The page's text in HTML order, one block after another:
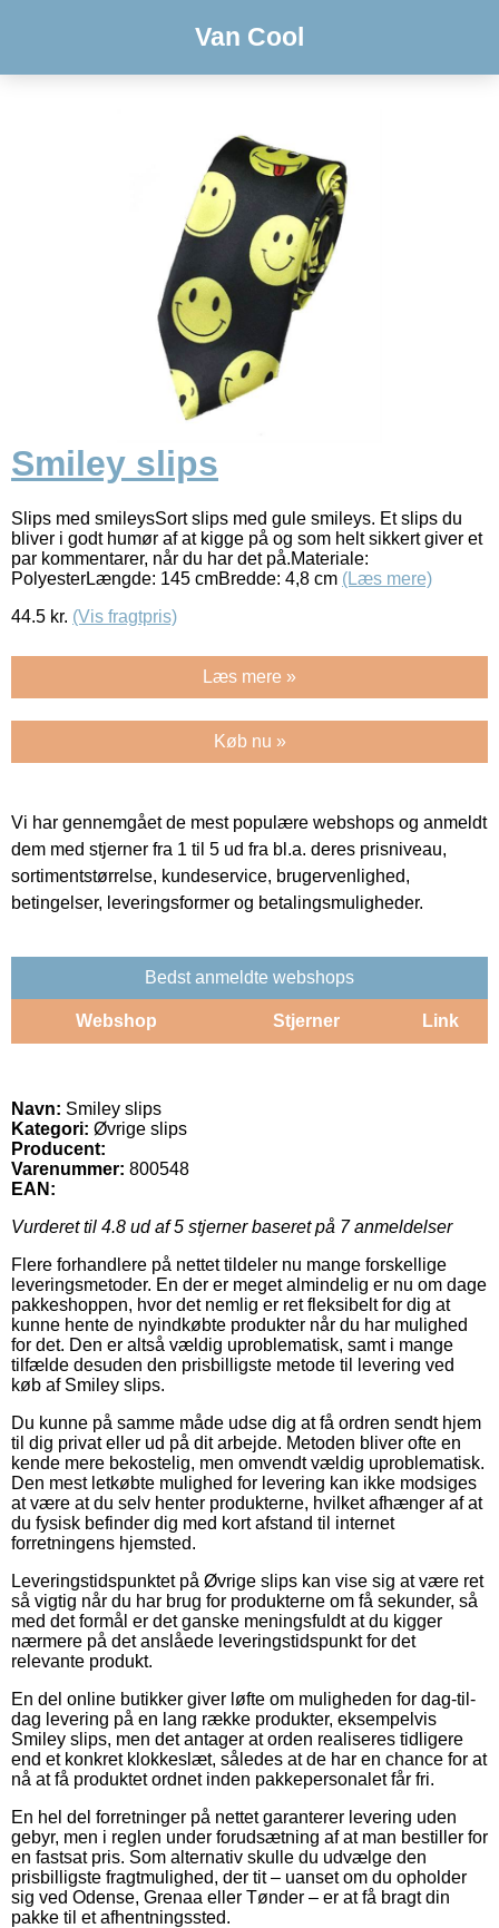
Van Cool
Smiley slips
Slips med smileysSort slips med gule smileys. Et slips du
bliver i godt humør af at kigge på og som helt sikkert giver et
par kommentarer, når du har det på.Materiale:
PolyesterLængde: 145 cmBredde: 4,8 cm (Læs mere)
44.5 kr. (Vis fragtpris)
Læs mere »
Køb nu »
Vi har gennemgået de mest populære webshops og anmeldt
dem med stjerner fra 1 til 5 ud fra bl.a. deres prisniveau,
sortimentstørrelse, kundeservice, brugervenlighed,
betingelser, leveringsformer og betalingsmuligheder.
Bedst anmeldte webshops
Webshop Stjerner Link
Navn: Smiley slips
Kategori: Øvrige slips
Producent:
Varenummer: 800548
EAN:
Vurderet til 4.8 ud af 5 stjerner baseret på 7anmeldelser
Flere forhandlere på nettet tildeler nu mange forskellige
leveringsmetoder. En der er meget almindelig er nu om dage
pakkeshoppen, hvor det nemlig er ret fleksibelt for dig at
kunne hente de nyindkøbte produkter når du har mulighed
for det. Den er altså vældig uproblematisk, samt i mange
tilfælde desuden den prisbilligste metode til levering ved
køb af Smiley slips.
Du kunne på samme måde udse dig at få ordren sendt hjem
til dig privat eller ud på dit arbejde. Metoden bliver ofte en
kende mere bekostelig, men omvendt vældig uproblematisk.
Den mest letkøbte mulighed for levering kan ikke modsiges
at være at du selv henter produkterne, hvilket afhænger af at
du fysisk befinder dig med kort afstand til internet
forretningens hjemsted.
Leveringstidspunktet på Øvrige slips kan vise sig at være ret
så vigtig når du har brug for produkterne om få sekunder, så
med det formål er det ganske meningsfuldt at du kigger
nærmere på det anslåede leveringstidspunkt for det
relevante produkt.
En del online butikker giver løfte om muligheden for dag-til-
dag levering på en lang række produkter, eksempelvis
Smiley slips, men det antager at orden realiseres tidligere
end et konkret klokkeslæt, således at de har en chance for at
nå at få produktet ordnet inden pakkepersonalet får fri.
En hel del forretninger på nettet garanterer levering uden
gebyr, men i reglen under forudsætning af at man bestiller for
en fastsat pris. Som alternativ skulle du udvælge den
prisbilligste fragtmulighed, der tit – uanset om du opholder
sig ved Odense, Grenaa eller Tønder – er at få bragt din
pakke til et afhentningssted.